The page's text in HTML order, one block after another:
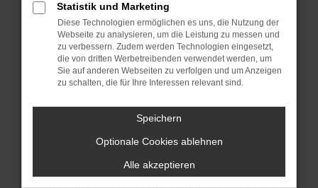
Sicherheitsrisiko, sondern kann auch dazu führen,
dass bestimmte Funktionen nicht mehr
unterstützt werden.
Wende dich an den Webseitenbetreiber.
Wenn du alle oben genannten Schritte versucht
hast, kontaktiere uns bitte. Wir werden versuchen,
das Problem zu beheben. Du kannst uns diesen
Text schicken, um uns bei der Fehlersuche zu
unterstützen:
ewogICJuYW1lIjogIk5ldHdvcmtFcnJvciIsCiAgI
mNvbmZpZyI6IHsKICAgICJtZXRob2QiOiAiR0VUIi
Statistik und Marketing
Diese Technologien ermöglichen es uns, die Nutzung der
Webseite zu analysieren, um die Leistung zu messen und
zu verbessern. Zudem werden Technologien eingesetzt,
die von dritten Werbetreibenden verwendet werden, um
Sie auf anderen Webseiten zu verfolgen und um Anzeigen
zu schalten, die für Ihre Interessen relevant sind.
Speichern
Optionale Cookies ablehnen
Alle akzeptieren